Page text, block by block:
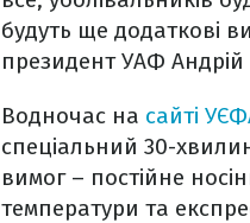
будуть ще додаткові
президент УАФ
Водночас на сайті
спеціальний 30-
вимог – постійне
температури та